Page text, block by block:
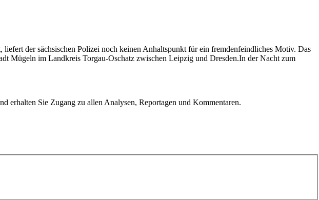
der sächsischen Polizei noch keinen Anhaltspunkt für ein fremdenfeindliches Motiv. Das
Mügeln im Landkreis Torgau-Oschatz zwischen Leipzig und Dresden.In der Nacht zum
erhalten Sie Zugang zu allen Analysen, Reportagen und Kommentaren.